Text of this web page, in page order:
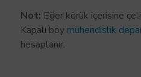
Not: Eğer körük içerisine
Kapalı boy mühendislik
hesaplanır.